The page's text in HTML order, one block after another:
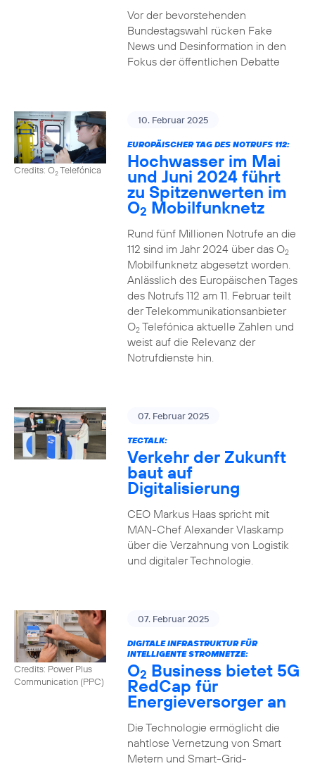
Vor der bevorstehenden
Bundestagswahl rücken Fake
News und Desinformation in den
Fokus der öffentlichen Debatte
Credits: O2Telefónica
10. Februar 2025
EUROPÄISCHER TAG DES NOTRUFS 112:
Hochwasser im Mai
und Juni 2024 führt
zu Spitzenwerten im
O2 Mobilfunknetz
Rund fünf Millionen Notrufe an die
112 sind im Jahr 2024 über das O2
Mobilfunknetz abgesetzt worden.
Anlässlich des Europäischen Tages
des Notrufs 112 am 11. Februar teilt
der Telekommunikationsanbieter
O2Telefónica aktuelle Zahlen und
weist auf die Relevanz der
Notrufdienste hin.
07. Februar 2025
TECTALK:
Verkehr der Zukunft
baut auf
Digitalisierung
CEO Markus Haas spricht mit
MAN-Chef Alexander Vlaskamp
über die Verzahnung von Logistik
und digitaler Technologie.
Credits: Power Plus
Communication (PPC)
07. Februar 2025
DIGITALE INFRASTRUKTUR FÜR
INTELLIGENTE STROMNETZE:
O2 Business bietet 5G
RedCap für
Energieversorger an
Die Technologie ermöglicht die
nahtlose Vernetzung von Smart
Metern und Smart-Grid-